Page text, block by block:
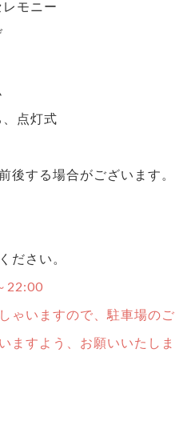
モニー
点灯式
する場合がございます。
ださい。
22:00
ゃいますので、駐車場のご
ますよう、お願いいたしま